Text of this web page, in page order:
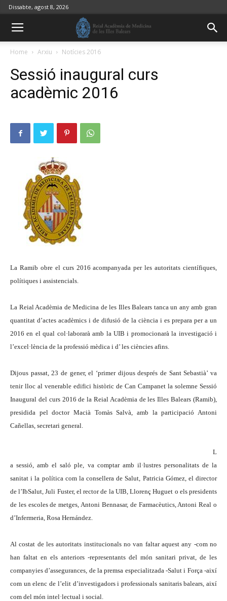
Dissabte, agost 8, 2026
Home Arxiu Notícies 2016
Sessió inaugural curs
acadèmic 2016
La Ramib obre el curs 2016 acompanyada per les autoritats científiques,
polítiques i assistencials.
La Reial Acadèmia de Medicina de les Illes Balears tanca un any amb gran
quantitat d’actes acadèmics i de difusió de la ciència i es prepara per a un
2016 en el qual col·laborarà amb la UIB i promocionarà la investigació i
l’excel·lència de la professió mèdica i d’ les ciències afins.
Dijous passat, 23 de gener, el ‘primer dijous després de Sant Sebastià’ va
tenir lloc al venerable edifici històric de Can Campanet la solemne Sessió
Inaugural del curs 2016 de la Reial Acadèmia de les Illes Balears (Ramib),
presidida pel doctor Macià Tomàs Salvà, amb la participació Antoni
Cañellas, secretari general.
L
a sessió, amb el saló ple, va comptar amb il·lustres personalitats de la
sanitat i la política com la consellera de Salut, Patricia Gómez, el director
de l’IbSalut, Juli Fuster, el rector de la UIB, Llorenç Huguet o els presidents
de les escoles de metges, Antoni Bennasar, de Farmacèutics, Antoni Real o
d’Infermeria, Rosa Hernández.
Al costat de les autoritats institucionals no van faltar aquest any -com no
han faltat en els anteriors -representants del món sanitari privat, de les
companyies d’assegurances, de la premsa especialitzada -Salut i Força -així
com un elenc de l’elit d’investigadors i professionals sanitaris balears, així
com del món intel·lectual i social.